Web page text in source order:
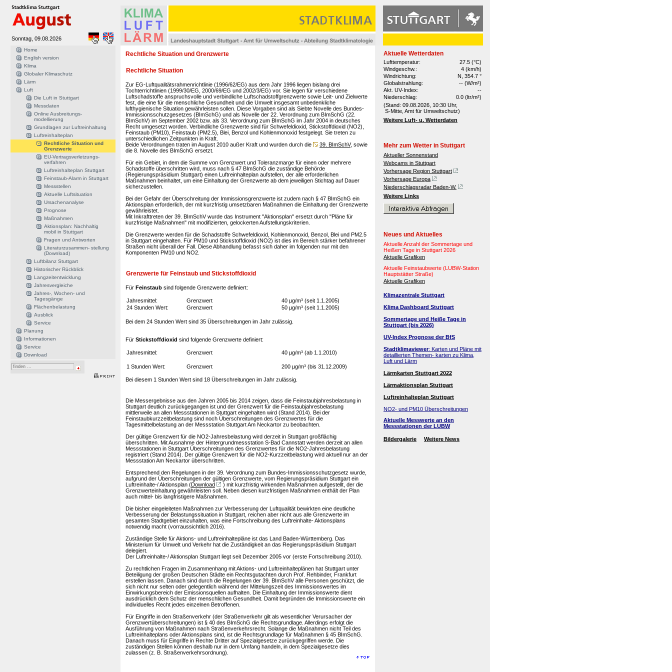
Sonntag, 09.08.2026
Home
English version
Klima
Globaler Klimaschutz
Lärm
Luft
Die Luft in Stuttgart
Messdaten
Online Ausbreitungs-
modellierung
Grundlagen zur Luftreinhaltung
Luftreinhalteplan
Rechtliche Situation und
Grenzwerte
EU-Vertragsverletzungs-
verfahren
Luftreinhalteplan Stuttgart
Feinstaub-Alarm in Stuttgart
Messstellen
Aktuelle Luftsituation
Ursachenanalyse
Prognose
Maßnahmen
Aktionsplan: Nachhaltig
mobil in Stuttgart
Fragen und Antworten
Literaturzusammen- stellung
(Download)
Luftbilanz Stuttgart
Historischer Rückblick
Langzeitentwicklung
Jahresvergleiche
Jahres-, Wochen- und
Tagesgänge
Flächenbelastung
Ausblick
Service
Planung
Informationen
Service
Download
Aktuelle Wetterdaten
Lufttemperatur:
27.5 (°C)
Windgeschw.:
4 (km/h)
Windrichtung:
N, 354.7 °
Globalstrahlung:
-- (W/m²)
Akt. UV-Index:
--
Niederschlag:
0.0 (ltr/m²)
(Stand: 09.08.2026, 10:30 Uhr,
S-Mitte, Amt für Umweltschutz)
Weitere Luft- u. Wetterdaten
Mehr zum Wetter in Stuttgart
Aktueller Sonnenstand
Webcams in Stuttgart
Vorhersage Region Stuttgart
Vorhersage Europa
Niederschlagsradar Baden-W.
Weitere Links
Neues und Aktuelles
Aktuelle Anzahl der Sommertage und
Heißen Tage in Stuttgart 2026
Aktuelle Grafiken
Aktuelle Feinstaubwerte (LUBW-Station
Hauptstätter Straße)
Aktuelle Grafiken
Klimazentrale Stuttgart
Klima Dashboard Stuttgart
Sommertage und Heiße Tage in
Stuttgart (bis 2026)
UV-Index Prognose der BfS
Stadtklimaviewer: Karten und Pläne mit
detaillierten Themen- karten zu Klima,
Luft und Lärm
Lärmkarten Stuttgart 2022
Lärmaktionsplan Stuttgart
Luftreinhalteplan Stuttgart
NO2- und PM10 Überschreitungen
Aktuelle Messwerte an den
Messstationen der LUBW
Bildergalerie Weitere News
Rechtliche Situation und Grenzwerte
Rechtliche Situation
Zur EG-Luftqualitätsrahmenrichtlinie (1996/62/EG) aus dem Jahr 1996 liegen bislang drei
Tochterrichtlinien (1999/30/EG, 2000/69/EG und 2002/3/EG) vor. Sie legen für verschiedene
Luftschadstoffe anspruchsvolle und verbindliche Luftschadstoffgrenzwerte sowie Leit- und Zielwerte
fest, die eine für die menschliche Gesundheit und die Umwelt insgesamt unbedenkliche
lufthygienische Situation gewährleisten sollen. Diese Vorgaben sind als Siebte Novelle des Bundes-
Immissionsschutzgesetzes (BImSchG) und als Novelle der 22. Verordnung zum BImSchG (22.
BImSchV) im September 2002 bzw. als 33. Verordnung zum BImSchG im Jahr 2004 in deutsches
Recht umgesetzt worden. Verbindliche Grenzwerte sind für Schwefeldioxid, Stickstoffdioxid (NO2),
Feinstaub (PM10), Feinstaub (PM2.5), Blei, Benzol und Kohlenmonoxid festgelegt. Sie treten zu
unterschiedlichen Zeitpunkten in Kraft.
Beide Verordnungen traten im August 2010 außer Kraft und wurden durch die
39. BImSchV, sowie
die 8. Novelle des BImSchG ersetzt.
Für ein Gebiet, in dem die Summe von Grenzwert und Toleranzmarge für einen oder mehrere
Schadstoffe überschritten wird, muss nach § 47 BImSchG die zuständige Behörde
(Regierungspräsidium Stuttgart) einen Luftreinhalteplan aufstellen, der alle erforderlichen
Maßnahmen beinhaltet, um eine Einhaltung der Grenzwerte ab dem jeweiligen Stichtag auf Dauer
sicherzustellen.
Bei der Gefahr der Überschreitung der Immissionsgrenzwerte ist zudem nach § 47 BImSchG ein
Aktionsplan erforderlich, der mit kurzfristig umsetzbaren Maßnahmen die Einhaltung der Grenzwerte
gewährleistet.
Mit Inkrafttreten der 39. BImSchV wurde das Instrument "Aktionsplan" ersetzt durch "Pläne für
kurzfristige Maßnahmen" mit modifizierten, gelockerten Aufstellungskriterien.
Die Grenzwerte werden für die Schadstoffe Schwefeldioxid, Kohlenmonoxid, Benzol, Blei und PM2.5
in Stuttgart eingehalten. Für PM10 und Stickstoffdioxid (NO2) ist dies im Bereich stärker befahrener
Straßen nicht überall der Fall. Diese Abhandlung befasst sich daher im folgenden nur mit den
Komponenten PM10 und NO2.
Grenzwerte für Feinstaub und Stickstoffdioxid
Für Feinstaub sind folgende Grenzwerte definiert:
Jahresmittel: Grenzwert
40 µg/m³ (seit 1.1.2005)
24 Stunden Wert:
Grenzwert 50 µg/m³ (seit 1.1.2005)
Bei dem 24 Stunden Wert sind 35 Überschreitungen im Jahr zulässig.
Für Stickstoffdioxid sind folgende Grenzwerte definiert:
Jahresmittel: Grenzwert 40 µg/m³ (ab 1.1.2010)
1 Stunden Wert: Grenzwert 200 µg/m³ (bis 31.12.2009)
Bei diesem 1 Stunden Wert sind 18 Überschreitungen im Jahr zulässig.
Die Messergebnisse aus den Jahren 2005 bis 2014 zeigen, dass die Feinstaubjahresbelastung in
Stuttgart deutlich zurückgegangen ist und der Grenzwert für die Feinstaubjahresbelastung
mittlerweile an allen Messstationen in Stuttgart eingehalten wird (Stand 2014). Bei der
Feinstaubkurzzeitbelastung sind noch Überschreitungen des Grenzwertes für die
Tagesmittelbelastung an der Messstation Stuttgart Am Neckartor zu beobachten.
Der gültige Grenzwert für die NO2-Jahresbelastung wird derzeit in Stuttgart großflächig
überschritten. Mit Ausnahme der Hintergrundmessstation S-Bad Cannstatt werden derzeit an allen
Messstationen in Stuttgart Überschreitungen des Grenzwertes für die NO2-Jahresbelastung
registriert (Stand 2014). Der gültige Grenzwert für die NO2-Kurzzeitbelastung wird aktuell nur an der
Messstation Am Neckartor überschritten.
Entsprechend den Regelungen in der 39. Verordnung zum Bundes-Immissionsschutzgesetz wurde,
aufgrund der Überschreitungen der gültigen Grenzwerte, vom Regierungspräsidium Stuttgart ein
Luftreinhalte-/ Aktionsplan (Download
) mit kurzfristig wirkenden Maßnahmen aufgestellt, der die
Grenzwerteinhaltung gewährleisten soll. Neben diesen kurzfristigen Maßnahmen enthält der Plan
auch mittel- bis langfristigere Maßnahmen.
Die bisher eingeleiteten Maßnahmen zur Verbesserung der Luftqualität bewirkten eine deutliche
Verbesserung der Belastungssituation in Stuttgart, reichen aber nicht aus alle Grenzwerte im
gesamten Stadtgebiet einzuhalten, was eine Fortschreibung des Luftreinhalte- Aktionsplans
notwendig macht (vorraussichtlich 2016).
Zuständige Stelle für Aktions- und Luftreinhaltepläne ist das Land Baden-Württemberg. Das
Ministerium für Umwelt und Verkehr hat die Zuständigkeit an das Regierungspräsidium Stuttgart
delegiert.
Der Luftreinhalte-/ Aktionsplan Stuttgart liegt seit Dezember 2005 vor (erste Fortschreibung 2010).
Zu rechtlichen Fragen im Zusammenhang mit Aktions- und Luftreinhalteplänen hat Stuttgart unter
Beteiligung der großen Deutschen Städte ein Rechtsgutachten durch Prof. Rehbinder, Frankfurt
erstellen lassen. Danach sind durch die Regelungen der 39. BImSchV alle Personen geschützt, die
sich nicht nur selten oder gelegentlich während der Mittelungszeit des Immissionswertes im
Einwirkungsbereich der Emissionsquellen aufhalten. Die Einhaltung der Immissionswerte dient
ausdrücklich dem Schutz der menschlichen Gesundheit. Damit begründen die Immissionswerte ein
individuelles Recht jedes einzelnen Betroffenen.
Für Eingriffe in den Straßenverkehr (der Straßenverkehr gilt als wesentlicher Verursacher der
Grenzwertüberschreitungen) ist § 40 des BImSchG die Rechtsgrundlage. Allerdings erfolgt die
Ausführung von Maßnahmen nach Straßenverkehrsrecht. Solange die Maßnahmen nicht Teil des
Luftreinhalteplans oder Aktionsplans sind, ist die Rechtsgrundlage für Maßnahmen § 45 BImSchG.
Danach muss für Eingriffe in Rechte Dritter auf Spezialgesetze zurückgegriffen werde. Die
zuständigen Stellen können deshalb nur in dem Umfang handeln, in dem Spezialgesetze dies
zulassen (z. B. Straßenverkehrsordnung).